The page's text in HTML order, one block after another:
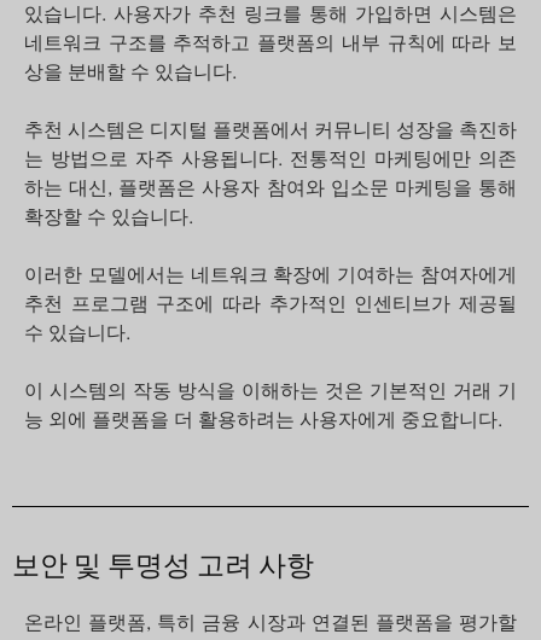
있습니다. 사용자가 추천 링크를 통해 가입하면 시스템은
네트워크 구조를 추적하고 플랫폼의 내부 규칙에 따라 보
상을 분배할 수 있습니다.
추천 시스템은 디지털 플랫폼에서 커뮤니티 성장을 촉진하
는 방법으로 자주 사용됩니다. 전통적인 마케팅에만 의존
하는 대신, 플랫폼은 사용자 참여와 입소문 마케팅을 통해
확장할 수 있습니다.
이러한 모델에서는 네트워크 확장에 기여하는 참여자에게
추천 프로그램 구조에 따라 추가적인 인센티브가 제공될
수 있습니다.
이 시스템의 작동 방식을 이해하는 것은 기본적인 거래 기
능 외에 플랫폼을 더 활용하려는 사용자에게 중요합니다.
보안 및 투명성 고려 사항
온라인 플랫폼, 특히 금융 시장과 연결된 플랫폼을 평가할